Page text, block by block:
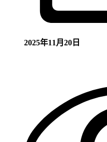
2025年11月20日